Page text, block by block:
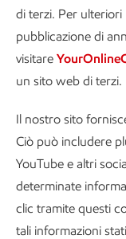
di terzi. Per
pubblicazione di
visitare
un sito web di terzi.
Il nostro sito
Ciò può includere
YouTube e altri
determinate
clic tramite questi
tali informazioni